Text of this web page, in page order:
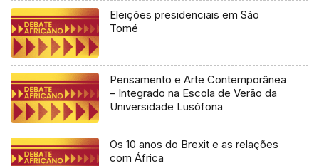
Eleições presidenciais em São
Tomé
Pensamento e Arte Contemporânea
– Integrado na Escola de Verão da
Universidade Lusófona
Os 10 anos do Brexit e as relações
com África